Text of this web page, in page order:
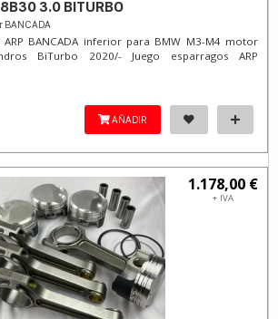
3.0 BITURBO
ARP BANCADA inferior para BMW M3-M4 motor
BiTurbo 2020/- Juego esparragos ARP
AÑADIR
1.178,00 €
+ IVA